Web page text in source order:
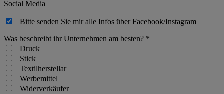
Social Media
Bitte senden Sie mir alle Infos über Facebook/Instagram
Was beschreibt ihr Unternehmen am besten? *
Druck
Stick
Textilherstellar
Werbemittel
Widerverkäufer